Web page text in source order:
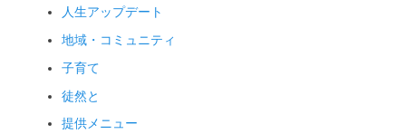
人生アップデート
地域・コミュニティ
子育て
徒然と
提供メニュー